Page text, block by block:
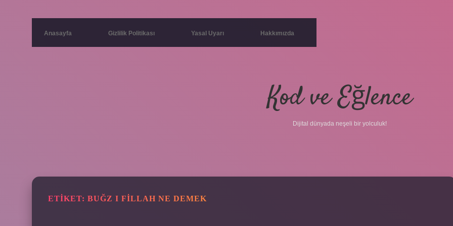
Anasayfa Gizlilik Politikası Yasal Uyarı Hakkımızda
Kod ve Eğlence
Dijital dünyada neşeli bir yolculuk!
ETIKET: BUĞZ I FILLAH NE DEMEK